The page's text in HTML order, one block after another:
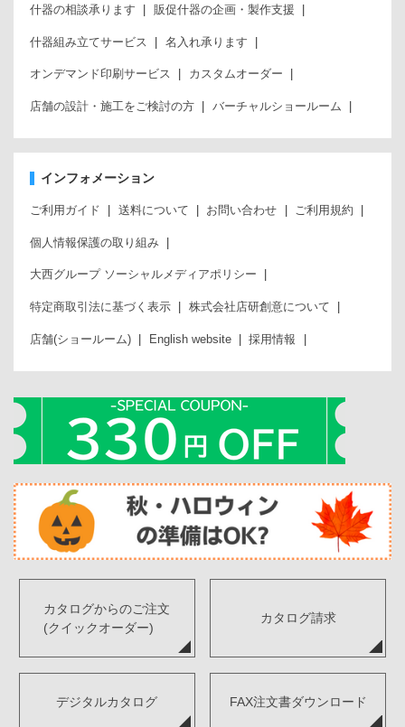
什器の相談承ります 販促什器の企画・製作支援
什器組み立てサービス 名入れ承ります
オンデマンド印刷サービス カスタムオーダー
店舗の設計・施工をご検討の方 バーチャルショールーム
インフォメーション
ご利用ガイド 送料について お問い合わせ ご利用規約
個人情報保護の取り組み
大西グループ ソーシャルメディアポリシー
特定商取引法に基づく表示 株式会社店研創意について
店舗(ショールーム) English website 採用情報
カタログからのご注文
(クイックオーダー)
カタログ請求
デジタルカタログ FAX注文書ダウンロード